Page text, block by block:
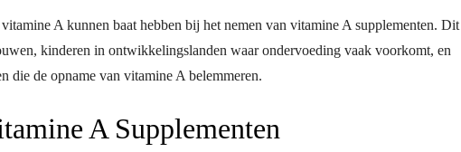
A kunnen baat hebben bij het nemen van vitamine A supplementen. Dit
kinderen in ontwikkelingslanden waar ondervoeding vaak voorkomt, en
die de opname van vitamine A belemmeren.
A Supplementen